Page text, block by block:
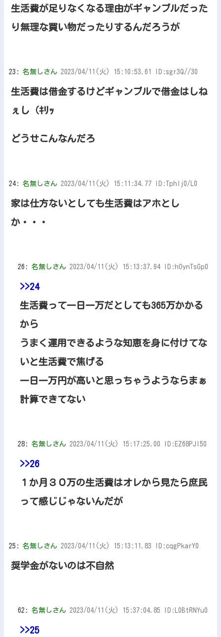
生活費が足りなくなる理由がギャンブルだった
り無理な買い物だったりするんだろうが
23: 名無しさん 2023/04/11(火) 15:10:53.61 ID:sgr3Q//30
生活費は借金するけどギャンブルで借金はしね
ぇし（ｷﾘｯ
どうせこんなんだろ
24: 名無しさん 2023/04/11(火) 15:11:34.77 ID:TphIj0/L0
家は仕方ないとしても生活費はアホとし
か・・・
26: 名無しさん 2023/04/11(火) 15:13:37.94 ID:hOynTsGp0
>>24
生活費って一日一万だとしても365万かかる
から
うまく運用できるような知恵を身に付けてな
いと生活費で焦げる
一日一万円が高いと思っちゃうようならまぁ
計算できてない
28: 名無しさん 2023/04/11(火) 15:17:25.00 ID:EZ68PJI50
>>26
１か月３０万の生活費はオレから見たら庶民
って感じじゃないんだが
25: 名無しさん 2023/04/11(火) 15:13:11.83 ID:cqgPkarY0
奨学金がないのは不自然
62: 名無しさん 2023/04/11(火) 15:37:04.85 ID:L0BtRNYu0
>>25